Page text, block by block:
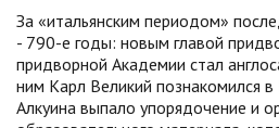
За «итальянским периодом»
- 790-е годы: новым главой
придворной Академии стал
ним Карл Великий познакомился
Алкуина выпало упорядочение и